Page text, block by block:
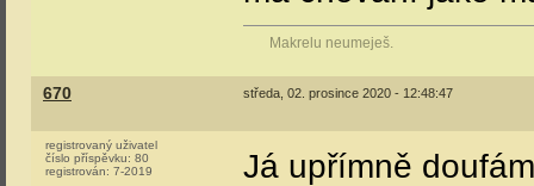
Makrelu neumeješ.
670 středa, 02. prosince 2020 - 12:48:47
registrovaný uživatel
číslo příspěvku: 80
registrován: 7-2019 Já upřímně